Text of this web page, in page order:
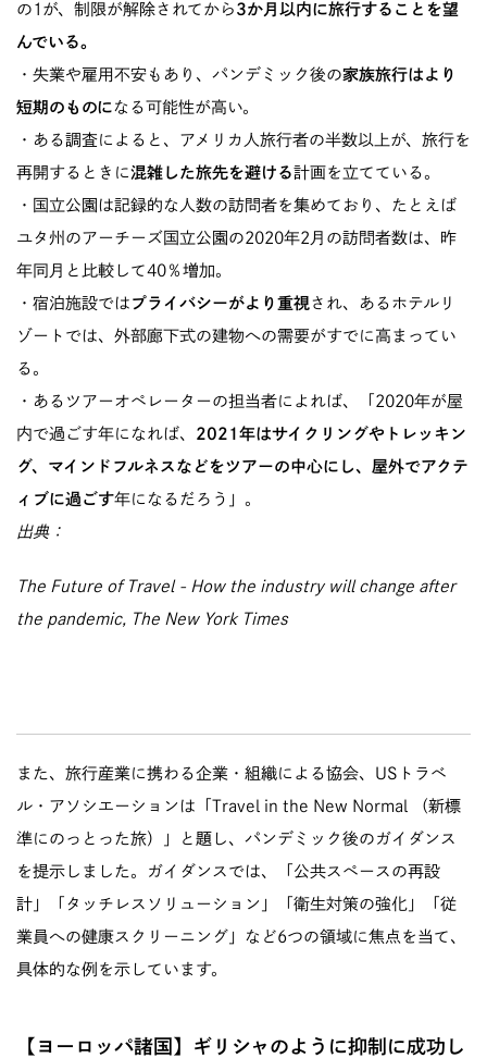
の1が、制限が解除されてから 3か月以内に旅行することを望
んでいる。
・失業や雇用不安もあり、パンデミック後の家族旅行はより
短期のものになる可能性が高い。
・ある調査によると、アメリカ人旅行者の半数以上が、旅行を
再開するときに混雑した旅先を避ける計画を立てている。
・国立公園は記録的な人数の訪問者を集めており、たとえば
ユタ州のアーチーズ国立公園の2020年2月の訪問者数は、昨
年同月と比較して40％増加。
・宿泊施設では プライバシーがより重視され、あるホテルリ
ゾートでは、外部廊下式の建物への需要がすでに高まってい
る。
・あるツアーオペレーターの担当者によれば、「2020年が屋
内で過ごす年になれば、 2021年はサイクリングやトレッキン
グ、マインドフルネスなどをツアーの中心にし、屋外でアクテ
ィブに過ごす年になるだろう」。
出典：
The Future of Travel - How the industry will change after
the pandemic, The New York Times
また、旅行産業に携わる企業・組織による協会、USトラベ
ル・アソシエーションは「 Travel in the New Normal
（新標
準にのっとった旅）」と題し、パンデミック後のガイダンス
を提示しました。ガイダンスでは、「公共スペースの再設
計」「タッチレスソリューション」「衛生対策の強化」「従
業員への健康スクリーニング」など6つの領域に焦点を当て、
具体的な例を示しています。
【ヨーロッパ諸国】ギリシャのように抑制に成功し